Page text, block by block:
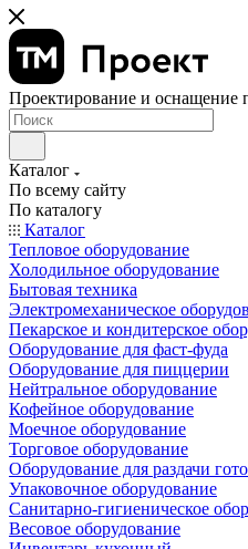
Проектирование и оснащение
Каталог
По всему сайту
По каталогу
Каталог
Тепловое оборудование
Холодильное оборудование
Бытовая техника
Электромеханическое
Пекарское и кондитерское
Оборудование для фаст-фуда
Оборудование для пиццерии
Нейтральное оборудование
Кофейное оборудование
Моечное оборудование
Торговое оборудование
Оборудование для раздачи
Упаковочное оборудование
Санитарно-гигиеническое
Весовое оборудование